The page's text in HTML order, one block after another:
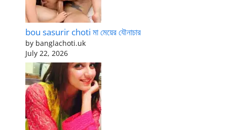
bou sasurir choti মা মেয়ের যৌনাচার
by banglachoti.uk
July 22, 2026